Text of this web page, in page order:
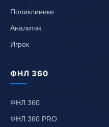
Поликлиники
Аналитик
Игрок
ФНЛ 360
ФНЛ 360
ФНЛ 360 PRO